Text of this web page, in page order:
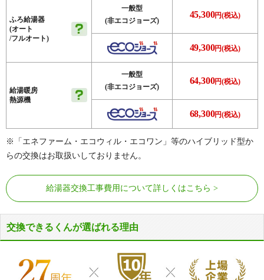
ふろ給湯器
(オート
/フルオート)
一般型
(非エコジョーズ)
45,300円(税込)
49,300円(税込)
給湯暖房
熱源機
一般型
(非エコジョーズ)
64,300円(税込)
68,300円(税込)
※「エネファーム・エコウィル・エコワン」等のハイブリッド型か
らの交換はお取扱いしておりません。
給湯器交換工事費用について詳しくはこちら
交換できるくんが選ばれる理由